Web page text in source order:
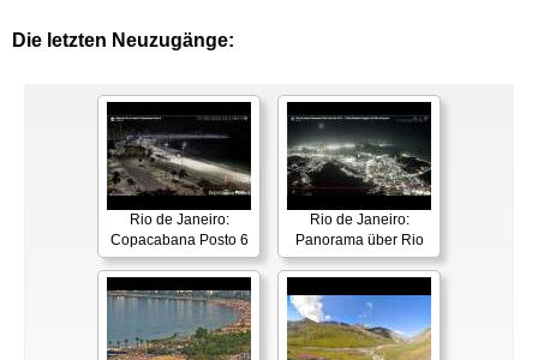
Die letzten Neuzugänge:
Rio de Janeiro:
Copacabana Posto 6
Rio de Janeiro:
Panorama über Rio